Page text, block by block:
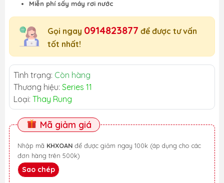
Miễn phí sấy máy rơi nước
Gọi ngay 0914823877 để được tư vấn
tốt nhất!
Tình trạng: Còn hàng
Thương hiệu: Series 11
Loại: Thay Rung
Mã giảm giá
Nhập mã KHXOAN
đơn hàng trên 500k)
Sao chép